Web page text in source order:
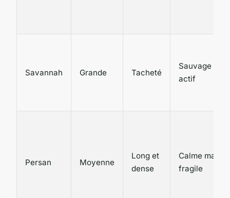
Savannah Grande Tacheté
Sauvage et
actif
Persan Moyenne
Long et
dense
Calme mais
fragile